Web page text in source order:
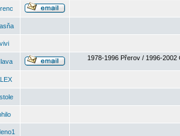
vivi
1978-1996 Přerov / 1996-2002